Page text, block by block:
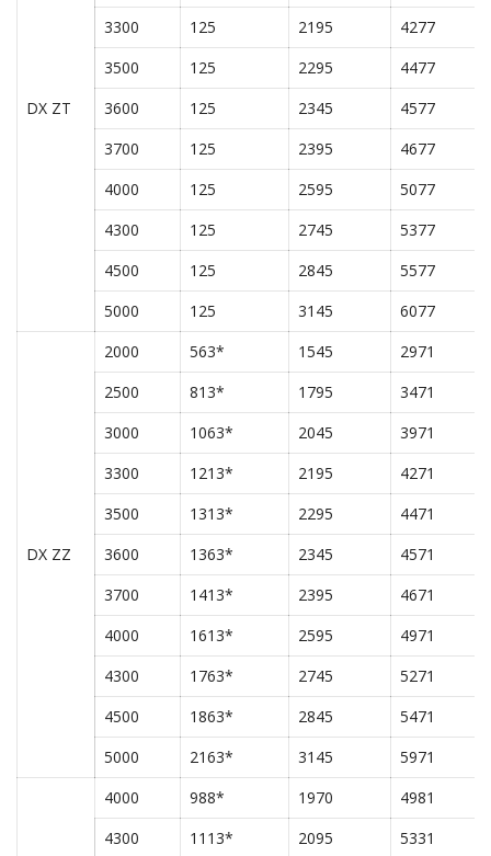
DX ZT
3300 125 2195
4277
3500
125 2295
4477
3600
125 2345
4577
3700
125 2395
4677
4000
125 2595
5077
4300
125 2745
5377
4500
125 2845
5577
5000
125 3145 6077
DX ZZ
2000 563* 1545
2971
2500
813* 1795
3471
3000
1063* 2045
3971
3300
1213* 2195
4271
3500
1313* 2295
4471
3600
1363* 2345
4571
3700
1413* 2395
4671
4000
1613* 2595
4971
4300
1763* 2745
5271
4500
1863* 2845
5471
5000
2163* 3145 5971
4000 988* 1970
4981
4300
1113* 2095
5331